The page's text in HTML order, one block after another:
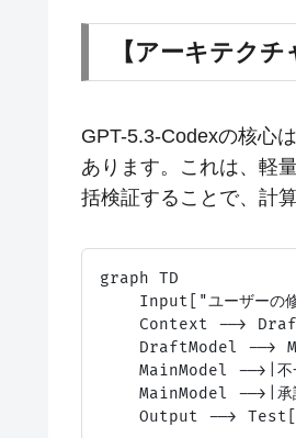
【アーキテクチ
GPT-5.3-Codexの核心は
あります。これは、軽
括検証することで、計
graph TD
Input["ユーザーの
Context -->
DraftModel -->
MainModel -->|不
MainModel -->|承